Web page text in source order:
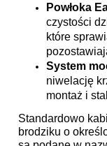
Powłoka
czystości
które
System
niwelację
montaż i
Standardowo
brodziku o